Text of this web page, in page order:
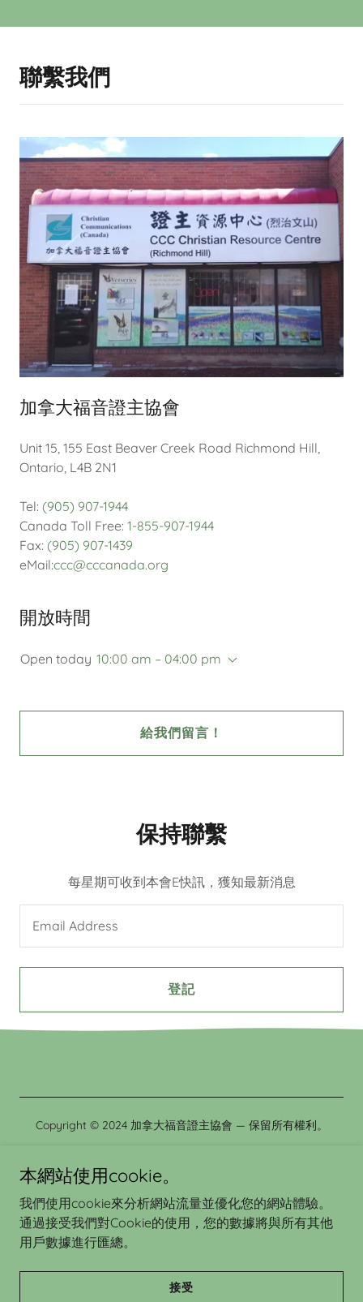
聯繫我們
加拿大福音證主協會
Unit 15, 155 East Beaver Creek Road Richmond Hill,
Ontario, L4B 2N1
Tel: (905) 907-1944
Canada Toll Free: 1-855-907-1944
Fax: (905) 907-1439
eMail:ccc@cccanada.org
開放時間
Open today 10:00 am – 04:00 pm
給我們留言！
保持聯繫
每星期可收到本會E快訊，獲知最新消息
Email Address
登記
Copyright © 2024 加拿大福音證主協會 — 保留所有權利。
Powered by
網上書店 Online Bookstore
本網站使用cookie。
我們使用cookie來分析網站流量並優化您的網站體驗。
通過接受我們對Cookie的使用，您的數據將與所有其他
用戶數據進行匯總。
接受